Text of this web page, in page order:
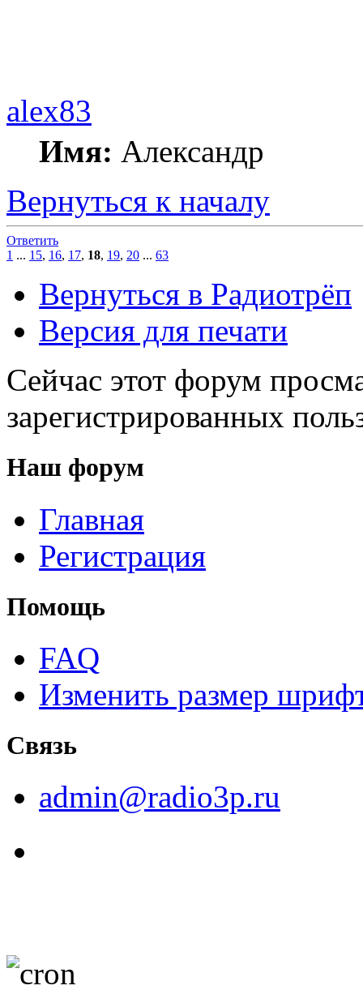
alex83
Имя: Александр
Вернуться к началу
Ответить
1 ... 15, 16, 17, 18, 19, 20 ... 63
Вернуться в Радиотрёп
Версия для печати
Сейчас этот форум
зарегистрированных
Наш форум
Главная
Регистрация
Помощь
FAQ
Изменить размер
Связь
admin@radio3p.ru